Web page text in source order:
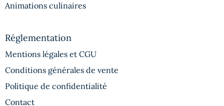
Animations culinaires
Réglementation
Mentions légales et CGU
Conditions générales de vente
Politique de confidentialité
Contact